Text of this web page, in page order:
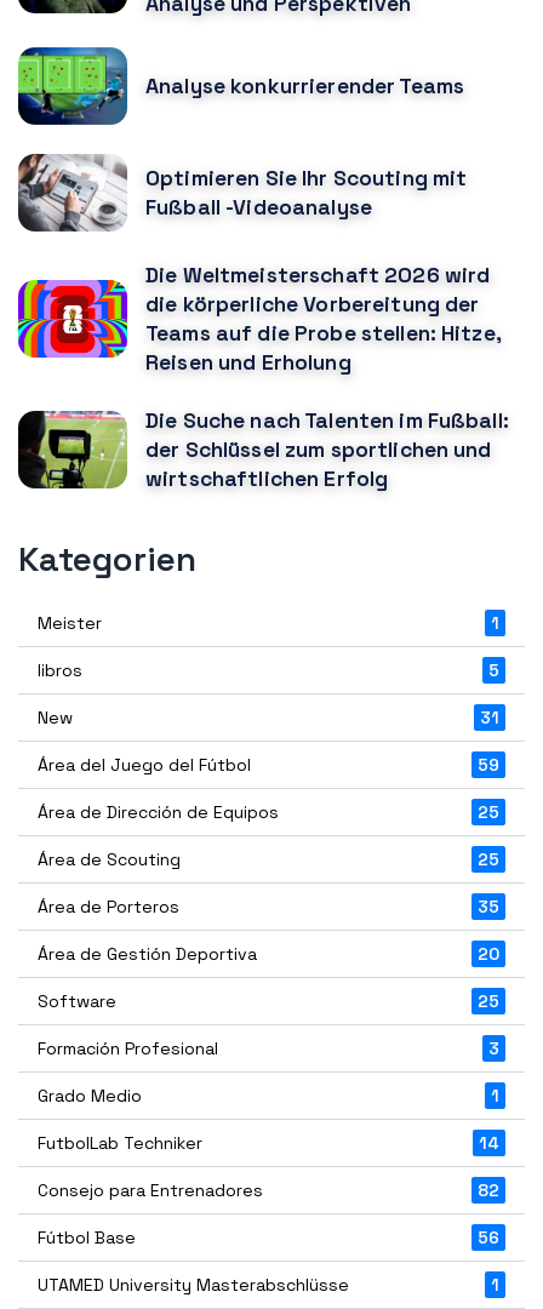
Analyse konkurrierender Teams
Optimieren Sie Ihr Scouting mit
Fußball -Videoanalyse
Die Weltmeisterschaft 2026 wird
die körperliche Vorbereitung der
Teams auf die Probe stellen: Hitze,
Reisen und Erholung
Die Suche nach Talenten im Fußball:
der Schlüssel zum sportlichen und
wirtschaftlichen Erfolg
Kategorien
Meister 1
libros 5
New 31
Área del Juego del Fútbol 59
Área de Dirección de Equipos 25
Área de Scouting 25
Área de Porteros 35
Área de Gestión Deportiva 20
Software 25
Formación Profesional 3
Grado Medio 1
FutbolLab Techniker 14
Consejo para Entrenadores 82
Fútbol Base 56
UTAMED University Masterabschlüsse 1